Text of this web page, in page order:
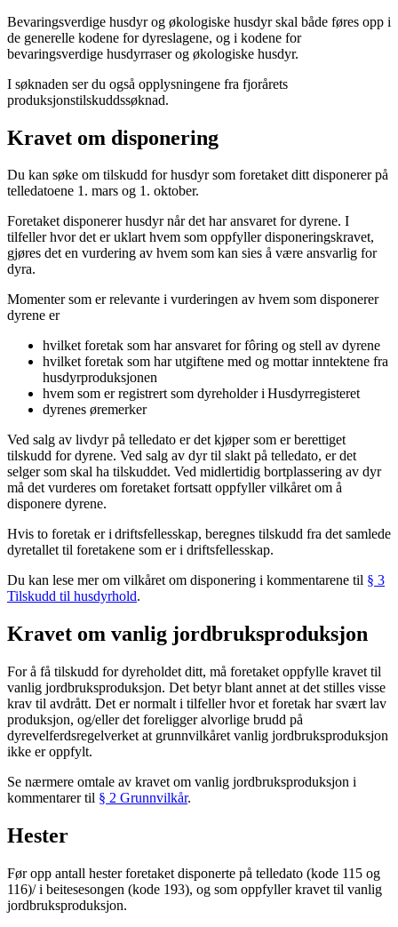
Bevaringsverdige husdyr og økologiske husdyr skal både føres opp i
de generelle kodene for dyreslagene, og i kodene for
bevaringsverdige husdyrraser og økologiske husdyr.
I søknaden ser du også opplysningene fra fjorårets
produksjonstilskuddssøknad.
Kravet om disponering
Du kan søke om tilskudd for husdyr som foretaket ditt disponerer på
telledatoene 1. mars og 1. oktober.
Foretaket disponerer husdyr når det har ansvaret for dyrene. I
tilfeller hvor det er uklart hvem som oppfyller disponeringskravet,
gjøres det en vurdering av hvem som kan sies å være ansvarlig for
dyra.
Momenter som er relevante i vurderingen av hvem som disponerer
dyrene er
hvilket foretak som har ansvaret for fôring og stell av dyrene
hvilket foretak som har utgiftene med og mottar inntektene fra
husdyrproduksjonen
hvem som er registrert som dyreholder i Husdyrregisteret
dyrenes øremerker
Ved salg av livdyr på telledato er det kjøper som er berettiget
tilskudd for dyrene. Ved salg av dyr til slakt på telledato, er det
selger som skal ha tilskuddet. Ved midlertidig bortplassering av dyr
må det vurderes om foretaket fortsatt oppfyller vilkåret om å
disponere dyrene.
Hvis to foretak er i driftsfellesskap, beregnes tilskudd fra det samlede
dyretallet til foretakene som er i driftsfellesskap.
Du kan lese mer om vilkåret om disponering i kommentarene til § 3
Tilskudd til husdyrhold.
Kravet om vanlig jordbruksproduksjon
For å få tilskudd for dyreholdet ditt, må foretaket oppfylle kravet til
vanlig jordbruksproduksjon. Det betyr blant annet at det stilles visse
krav til avdrått. Det er normalt i tilfeller hvor et foretak har svært lav
produksjon, og/eller det foreligger alvorlige brudd på
dyrevelferdsregelverket at grunnvilkåret vanlig jordbruksproduksjon
ikke er oppfylt.
Se nærmere omtale av kravet om vanlig jordbruksproduksjon i
kommentarer til § 2 Grunnvilkår.
Hester
Før opp antall hester foretaket disponerte på telledato (kode 115 og
116)/ i beitesesongen (kode 193), og som oppfyller kravet til vanlig
jordbruksproduksjon.